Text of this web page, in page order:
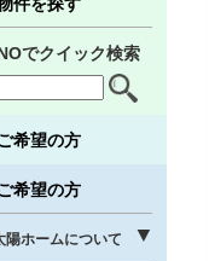
でクイック検索
希望の方
希望の方
陽ホームについて